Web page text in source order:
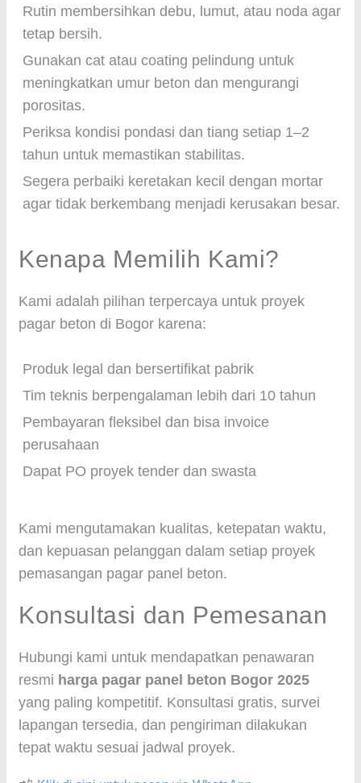
Rutin membersihkan debu, lumut, atau noda agar
tetap bersih.
Gunakan cat atau coating pelindung untuk
meningkatkan umur beton dan mengurangi
porositas.
Periksa kondisi pondasi dan tiang setiap 1–2
tahun untuk memastikan stabilitas.
Segera perbaiki keretakan kecil dengan mortar
agar tidak berkembang menjadi kerusakan besar.
Kenapa Memilih Kami?
Kami adalah pilihan terpercaya untuk proyek
pagar beton di Bogor karena:
Produk legal dan bersertifikat pabrik
Tim teknis berpengalaman lebih dari 10 tahun
Pembayaran fleksibel dan bisa invoice
perusahaan
Dapat PO proyek tender dan swasta
Kami mengutamakan kualitas, ketepatan waktu,
dan kepuasan pelanggan dalam setiap proyek
pemasangan pagar panel beton.
Konsultasi dan Pemesanan
Hubungi kami untuk mendapatkan penawaran
resmi harga pagar panel beton Bogor 2025
yang paling kompetitif. Konsultasi gratis, survei
lapangan tersedia, dan pengiriman dilakukan
tepat waktu sesuai jadwal proyek.